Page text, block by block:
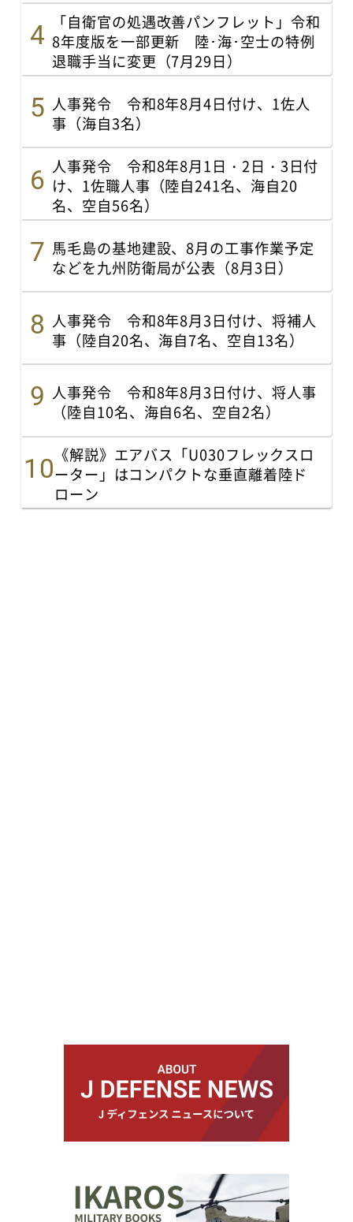
「自衛官の処遇改善パンフレット」令和
8年度版を一部更新 陸･海･空士の特例
退職手当に変更（7月29日）
人事発令 令和8年8月4日付け、1佐人
事（海自3名）
人事発令 令和8年8月1日・2日・3日付
け、1佐職人事（陸自241名、海自20
名、空自56名）
馬毛島の基地建設、8月の工事作業予定
などを九州防衛局が公表（8月3日）
人事発令 令和8年8月3日付け、将補人
事（陸自20名、海自7名、空自13名）
人事発令 令和8年8月3日付け、将人事
（陸自10名、海自6名、空自2名）
《解説》エアバス「U030フレックスロ
ーター」はコンパクトな垂直離着陸ド
ローン